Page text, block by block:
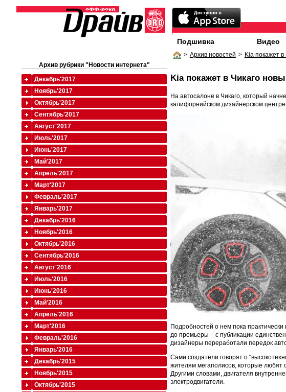
Подшивка Видео
> Архив новостей > Kia покажет
Kia покажет в Чикаго
На автосалоне в Чикаго, который
калифорнийском дизайнерском центре
Подробностей о нем пока практически
до премьеры – с публикации
дизайнеры переработали передок
Сами создатели говорят о
жителям мегаполисов, которые любят
Другими словами, двигателя
электродвигатели.
Архив рубрики "Новости интернета"
Декабрь'2017
Ноябрь'2017
Октябрь'2017
Сентябрь'2017
Август'2017
Июль'2017
Июнь'2017
Май'2017
Апрель'2017
Март'2017
Февраль'2017
Январь'2017
Декабрь'2016
Ноябрь'2016
Октябрь'2016
Сентябрь'2016
Август'2016
Июль'2016
Июнь'2016
Май'2016
Апрель'2016
Март'2016
Февраль'2016
Январь'2016
Декабрь'2015
Ноябрь'2015
Октябрь'2015